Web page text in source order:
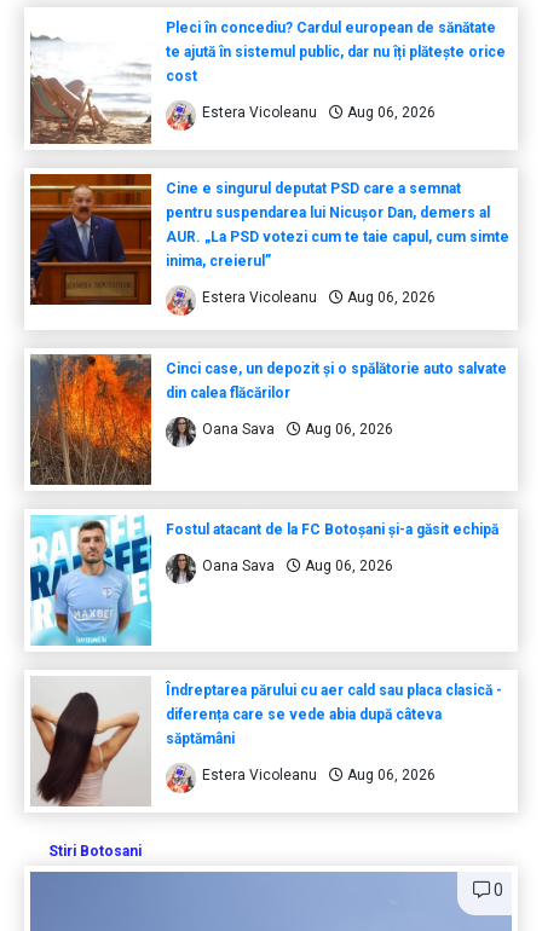
Pleci în concediu? Cardul european de sănătate
te ajută în sistemul public, dar nu îți plătește orice
cost
Estera Vicoleanu Aug 06, 2026
Cine e singurul deputat PSD care a semnat
pentru suspendarea lui Nicușor Dan, demers al
AUR. „La PSD votezi cum te taie capul, cum simte
inima, creierul”
Estera Vicoleanu Aug 06, 2026
Cinci case, un depozit și o spălătorie auto salvate
din calea flăcărilor
Oana Sava Aug 06, 2026
Fostul atacant de la FC Botoșani și-a găsit echipă
Oana Sava Aug 06, 2026
Îndreptarea părului cu aer cald sau placa clasică -
diferența care se vede abia după câteva
săptămâni
Estera Vicoleanu Aug 06, 2026
Stiri Botosani
0